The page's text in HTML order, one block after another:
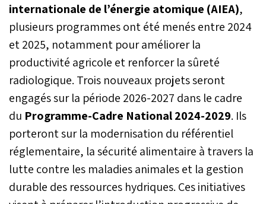
de la planification urbaine,
le Royaume poursuit sa
vision d’un
développement territorial
équilibré et durable, en
phase avec les Hautes
Orientations Royales.
internationale de l’énergie atomique (AIEA),
plusieurs programmes ont été menés entre 2024
et 2025, notamment pour améliorer la
productivité agricole et renforcer la sûreté
radiologique. Trois nouveaux projets seront
engagés sur la période 2026-2027 dans le cadre
du Programme-Cadre National 2024-2029. Ils
porteront sur la modernisation du référentiel
réglementaire, la sécurité alimentaire à travers la
lutte contre les maladies animales et la gestion
durable des ressources hydriques. Ces initiatives